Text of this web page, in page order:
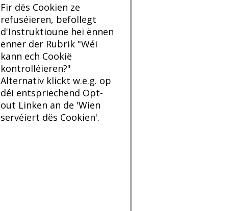
Fir dës Cookien ze
refuséieren, befollegt
d'Instruktioune hei ënnen
ënner der Rubrik "Wéi
kann ech Cookië
kontrolléieren?"
Alternativ klickt w.e.g. op
déi entspriechend Opt-
out Linken an de 'Wien
servéiert dës Cookien'.